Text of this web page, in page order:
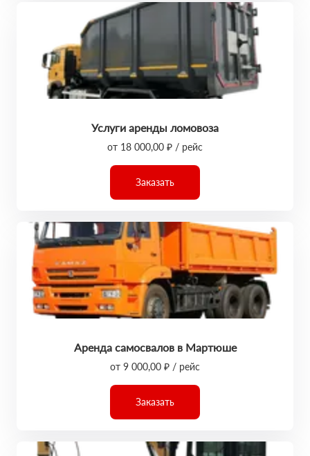
Услуги аренды ломовоза
от 18 000,00 ₽ / рейс
Заказать
Аренда самосвалов в Мартюше
от 9 000,00 ₽ / рейс
Заказать